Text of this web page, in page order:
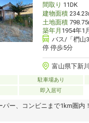
間取り 11DK
建物面積
土地面積
築年月 1954年1
バス/「椚山
停 停歩5分
富山県下新
駐車場あり
即入居可
パー、コンビニまで1km圏内